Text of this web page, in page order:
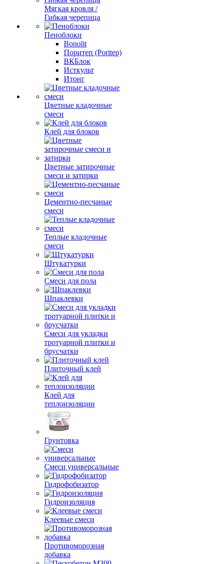
Мягкая кровля /
Гибкая черепица
Пеноблоки
Bonolit
Поритеп (Poritep)
ВКБлок
Исткульт
Итонг
Цветные кладочные
смеси
Клей для блоков
Цветные затирочные
смеси и затирки
Цементно-песчаные
смеси
Теплые кладочные
смеси
Штукатурки
Смеси для пола
Шпаклевки
Смеси для укладки
тротуарной плитки и
брусчатки
Плиточный клей
Клей для
теплоизоляции
Грунтовка
Смеси универсальные
Гидрофобизатор
Гидроизоляция
Клеевые смеси
Противоморозная
добавка